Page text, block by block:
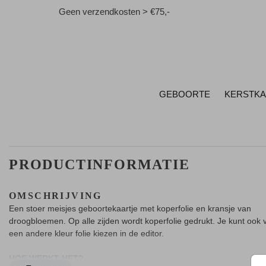
Geen verzendkosten > €75,-
GEBOORTE
PRODUCTINFORMATIE
OMSCHRIJVING
Een stoer meisjes geboortekaartje met koperfolie en kransje van
droogbloemen. Op alle zijden wordt koperfolie gedrukt. Je kunt ook
een andere kleur folie kiezen in de editor.